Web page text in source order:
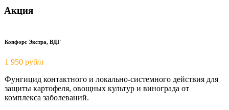
Акция
Копфорс Экстра, ВДГ
1 950 руб/л
Фунгицид контактного и локально-системного действия для
защиты картофеля, овощных культур и винограда от
комплекса заболеваний.